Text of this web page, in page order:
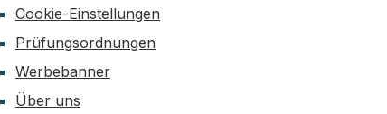
Cookie-Einstellungen
Prüfungsordnungen
Werbebanner
Über uns